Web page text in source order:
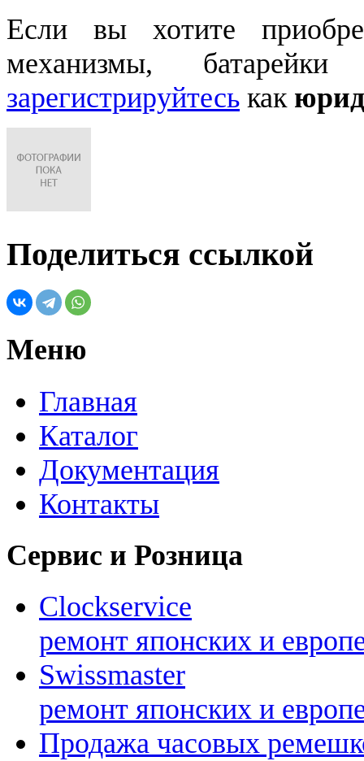
Если вы хотите
механизмы,
зарегистрируйтесь как
Поделиться ссылкой
Меню
Главная
Каталог
Документация
Контакты
Сервис и Розница
Clockservice
ремонт японских и
Swissmaster
ремонт японских и
Продажа часовых